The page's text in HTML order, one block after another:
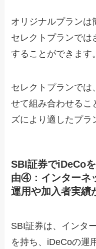
オリジナルプランは
セレクトプランでは
することができます。
セレクトプランでは
せて組み合わせるこ
ズにより適したプラ
SBI証券でiDeCo
由④：インターネ
運用や加入者実績
SBI証券は、インタ
を持ち、iDeCoの運